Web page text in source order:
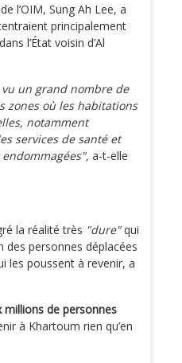
l’OIM, Sung Ah Lee, a
principalement
l’État voisin d’Al
vu un grand nombre de
zones où les habitations
notamment
services de santé et
a-t-elle
la réalité très "dure"qui
personnes déplacées
les poussent à revenir, a
millions de personnes
à Khartoum rien qu’en